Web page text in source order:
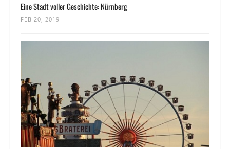
Eine Stadt voller Geschichte: Nürnberg
FEB 20, 2019